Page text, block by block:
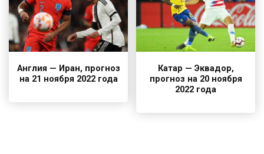
Англия — Иран, прогноз
на 21 ноября 2022 года
Катар — Эквадор,
прогноз на 20 ноября
2022 года